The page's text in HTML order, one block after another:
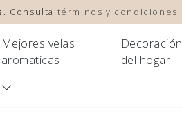
Consulta términos y condiciones
Mejores velas
aromaticas
Decoración
del hogar